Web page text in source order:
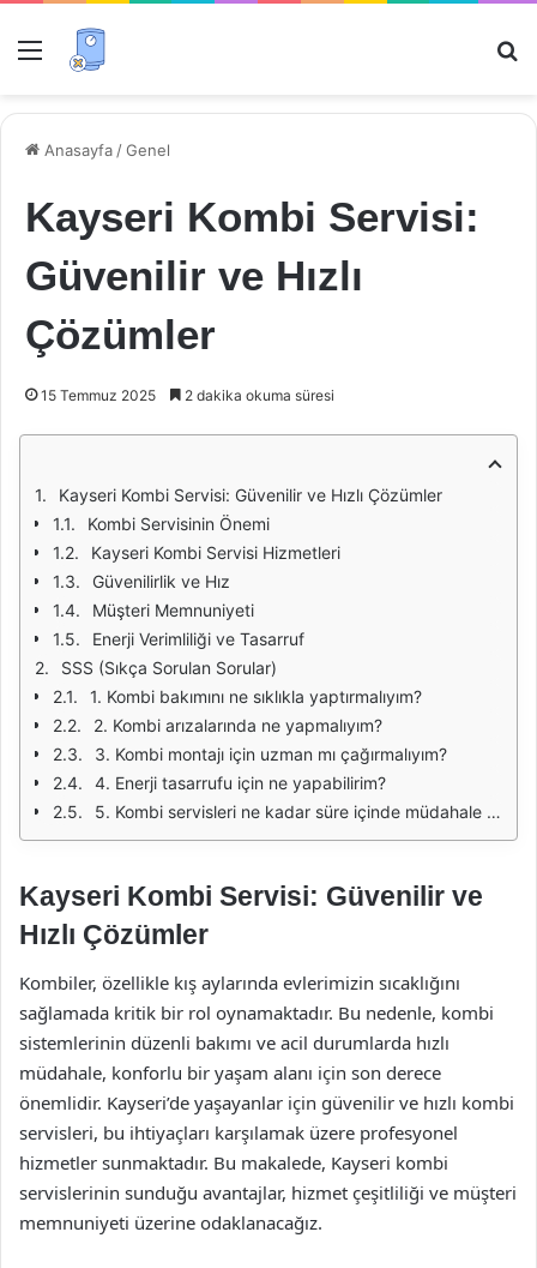
Menü
Anasayfa /Genel
Kayseri Kombi Servisi:
Güvenilir ve Hızlı
Çözümler
15 Temmuz 2025 2 dakika okuma süresi
Kayseri Kombi Servisi: Güvenilir ve Hızlı Çözümler
Kombi Servisinin Önemi
Kayseri Kombi Servisi Hizmetleri
Güvenilirlik ve Hız
Müşteri Memnuniyeti
Enerji Verimliliği ve Tasarruf
SSS (Sıkça Sorulan Sorular)
1. Kombi bakımını ne sıklıkla yaptırmalıyım?
2. Kombi arızalarında ne yapmalıyım?
3. Kombi montajı için uzman mı çağırmalıyım?
4. Enerji tasarrufu için ne yapabilirim?
5. Kombi servisleri ne kadar süre içinde müdahale eder?
Kayseri Kombi Servisi: Güvenilir ve
Hızlı Çözümler
Kombiler, özellikle kış aylarında evlerimizin sıcaklığını
sağlamada kritik bir rol oynamaktadır. Bu nedenle, kombi
sistemlerinin düzenli bakımı ve acil durumlarda hızlı
müdahale, konforlu bir yaşam alanı için son derece
önemlidir. Kayseri’de yaşayanlar için güvenilir ve hızlı kombi
servisleri, bu ihtiyaçları karşılamak üzere profesyonel
hizmetler sunmaktadır. Bu makalede, Kayseri kombi
servislerinin sunduğu avantajlar, hizmet çeşitliliği ve müşteri
memnuniyeti üzerine odaklanacağız.